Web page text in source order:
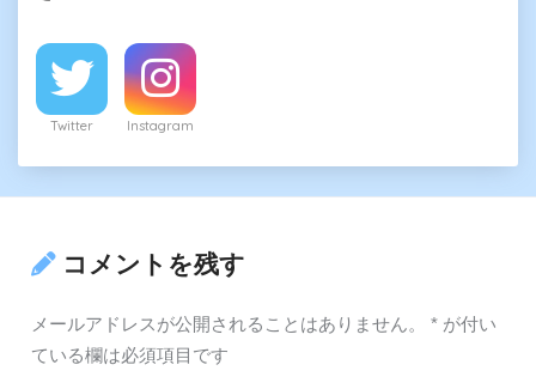
Twitter Instagram
コメントを残す
メールアドレスが公開されることはありません。 *が付い
ている欄は必須項目です